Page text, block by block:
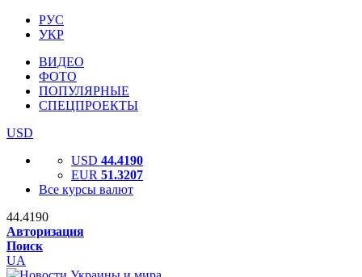
РУС
УКР
ВИДЕО
ФОТО
ПОПУЛЯРНЫЕ
СПЕЦПРОЕКТЫ
USD
USD 44.4190
EUR 51.3207
Все курсы валют
44.4190
Авторизация
Поиск
UA